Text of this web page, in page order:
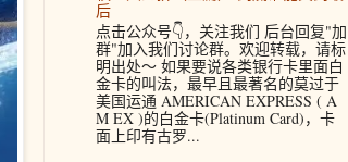
后
点击公众号👇，关注我们 后台回复"加
群"加入我们讨论群。欢迎转载，请标
明出处～ 如果要说各类银行卡里面白
金卡的叫法，最早且最著名的莫过于
美国运通 AMERICAN EXPRESS ( A
M EX )的白金卡(Platinum Card)，卡
面上印有古罗...